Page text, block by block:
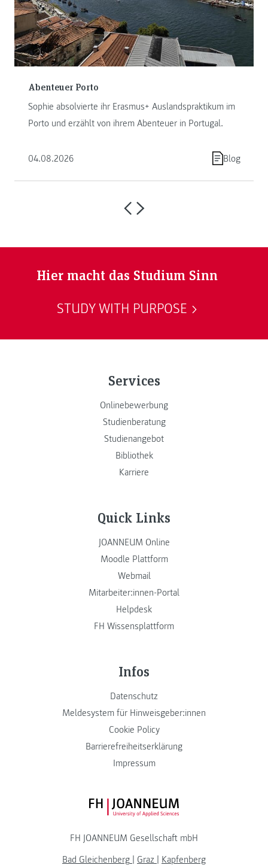
Abenteuer Porto
Sophie absolvierte ihr Erasmus+ Auslandspraktikum im
Porto und erzählt von ihrem Abenteuer in Portugal.
04.08.2026 Blog
Hier macht das Studium Sinn
STUDY WITH PURPOSE
Services
Onlinebewerbung
Studienberatung
Studienangebot
Bibliothek
Karriere
Quick Links
JOANNEUM Online
Moodle Plattform
Webmail
Mitarbeiter:innen-Portal
Helpdesk
FH Wissensplattform
Infos
Datenschutz
Meldesystem für Hinweisgeber:innen
Cookie Policy
Barrierefreiheitserklärung
Impressum
FH JOANNEUM Logo
FH JOANNEUM Gesellschaft mbH
Bad Gleichenberg | Graz | Kapfenberg